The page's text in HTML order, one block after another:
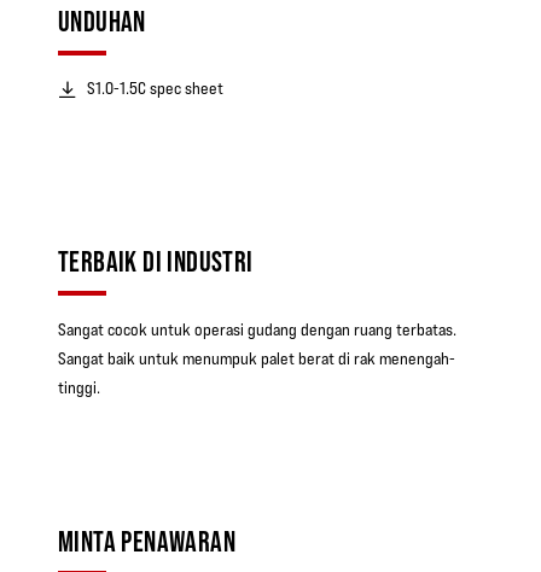
UNDUHAN
S1.0-1.5C spec sheet
TERBAIK DI INDUSTRI
Sangat cocok untuk operasi gudang dengan ruang terbatas.
Sangat baik untuk menumpuk palet berat di rak menengah-
tinggi.
MINTA PENAWARAN